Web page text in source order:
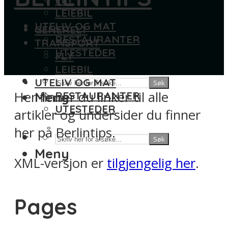
LEIEBIL
UTELIV OG MAT
RESTAURANTER
UTESTEDER
Søk
Meny
GENERELT
TRANSPORT
FLY
LEIEBIL
UTELIV OG MAT
RESTAURANTER
UTESTEDER
Søk
Meny
Her finner du linker til alle
artikler og undersider du finner
her på Berlintips.
XML-versjon er tilgjengelig her.
Pages